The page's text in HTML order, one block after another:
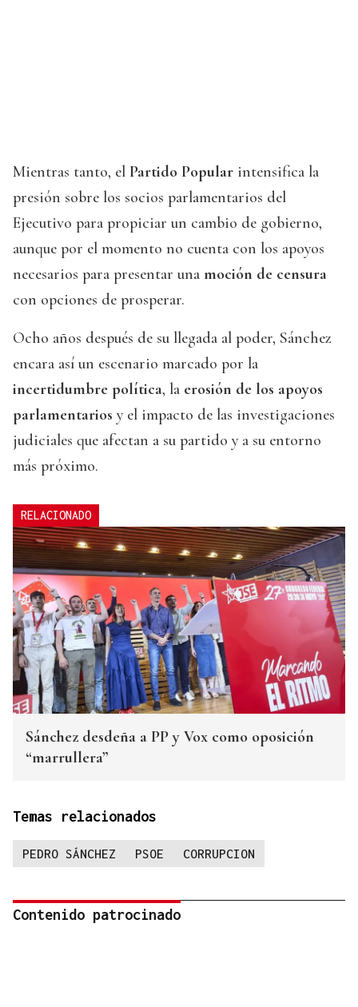
Mientras tanto, el Partido Popular intensifica la
presión sobre los socios parlamentarios del
Ejecutivo para propiciar un cambio de gobierno,
aunque por el momento no cuenta con los apoyos
necesarios para presentar una moción de censura
con opciones de prosperar.
Ocho años después de su llegada al poder, Sánchez
encara así un escenario marcado por la
incertidumbre política, la erosión de los apoyos
parlamentarios y el impacto de las investigaciones
judiciales que afectan a su partido y a su entorno
más próximo.
RELACIONADO
Sánchez desdeña a PP y Vox como oposición
“marrullera”
Temas relacionados
PEDRO SÁNCHEZ PSOE CORRUPCION
Contenido patrocinado